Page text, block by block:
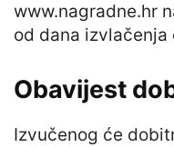
www.nagradne.hr
od dana
Obavijest
Izvučenog će